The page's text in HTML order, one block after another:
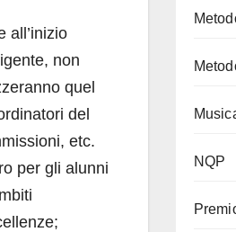
all’inizio
non
quel
del
etc.
per gli alunni
NQP